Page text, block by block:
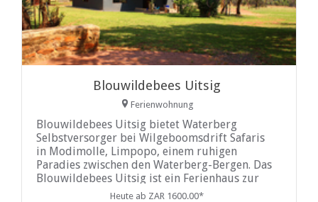
Blouwildebees Uitsig
Ferienwohnung
Blouwildebees Uitsig bietet Waterberg
Selbstversorger bei Wilgeboomsdrift Safaris
in Modimolle, Limpopo, einem ruhigen
Paradies zwischen den Waterberg-Bergen. Das
Blouwildebees Uitsig ist ein Ferienhaus zur
Selbstverpflegung mit Klimaanlage und vier
Heute ab ZAR 1600.00*